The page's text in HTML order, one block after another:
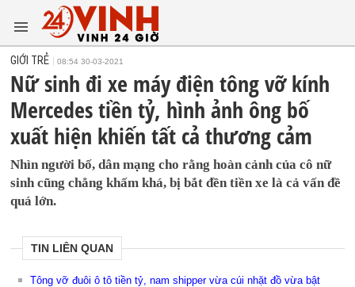
GIỚI TRẺ 08:54 30-03-2021
Nữ sinh đi xe máy điện tông vỡ kính
Mercedes tiền tỷ, hình ảnh ông bố
xuất hiện khiến tất cả thương cảm
Nhìn người bố, dân mạng cho rằng hoàn cảnh của cô nữ
sinh cũng chẳng khấm khá, bị bắt đền tiền xe là cả vấn đề
quá lớn.
TIN LIÊN QUAN
Tông vỡ đuôi ô tô tiền tỷ, nam shipper vừa cúi nhặt đồ vừa bật